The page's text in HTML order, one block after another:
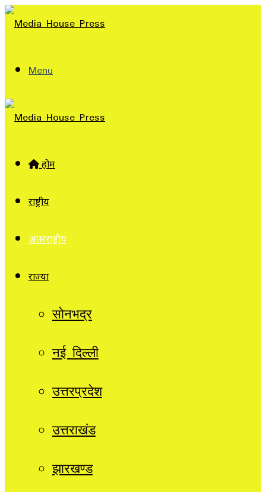
Menu
होम
राष्ट्रीय
अंतरराष्ट्रीय
राज्यों
सोनभद्र
नई दिल्ली
उत्तरप्रदेश
उत्तराखंड
झारखण्ड